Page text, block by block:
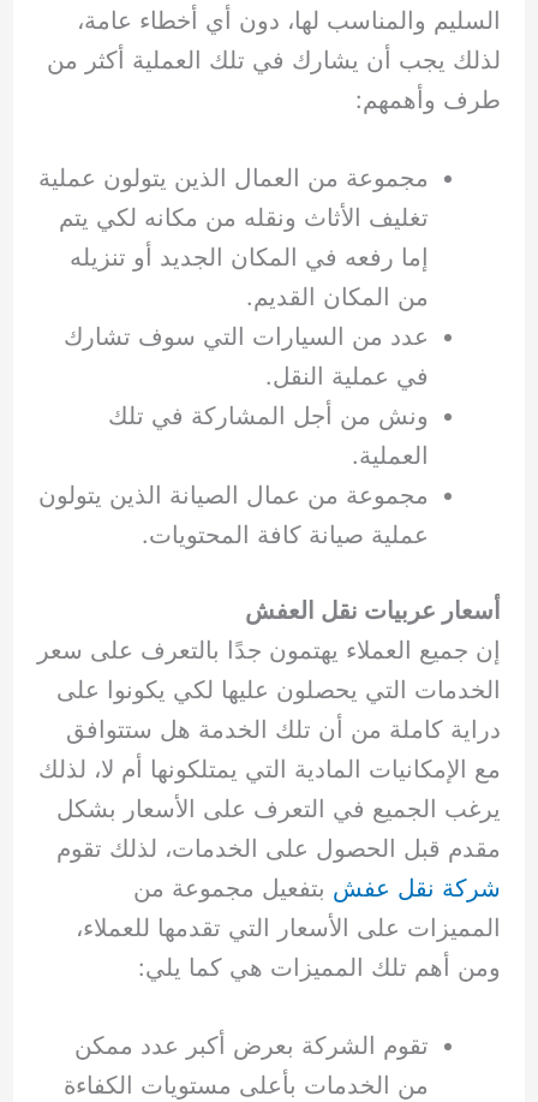
السليم والمناسب لها، دون أي أخطاء عامة،
لذلك يجب أن يشارك في تلك العملية أكثر من
طرف وأهمهم:
مجموعة من العمال الذين يتولون عملية
تغليف الأثاث ونقله من مكانه لكي يتم
إما رفعه في المكان الجديد أو تنزيله
من المكان القديم.
عدد من السيارات التي سوف تشارك
في عملية النقل.
ونش من أجل المشاركة في تلك
العملية.
مجموعة من عمال الصيانة الذين يتولون
عملية صيانة كافة المحتويات.
أسعار عربيات نقل العفش
إن جميع العملاء يهتمون جدًا بالتعرف على سعر
الخدمات التي يحصلون عليها لكي يكونوا على
دراية كاملة من أن تلك الخدمة هل ستتوافق
مع الإمكانيات المادية التي يمتلكونها أم لا، لذلك
يرغب الجميع في التعرف على الأسعار بشكل
مقدم قبل الحصول على الخدمات، لذلك تقوم
شركة نقل عفش بتفعيل مجموعة من
المميزات على الأسعار التي تقدمها للعملاء،
ومن أهم تلك المميزات هي كما يلي:
تقوم الشركة بعرض أكبر عدد ممكن
من الخدمات بأعلى مستويات الكفاءة